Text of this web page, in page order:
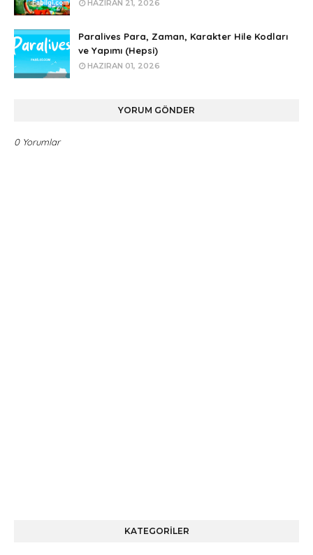
HAZIRAN 21, 2026
Paralives Para, Zaman, Karakter Hile Kodları
ve Yapımı (Hepsi)
HAZIRAN 01, 2026
YORUM GÖNDER
0 Yorumlar
KATEGORİLER